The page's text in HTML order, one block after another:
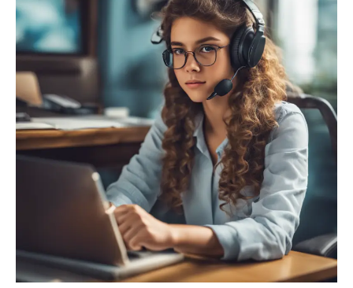
para
Jovens:
Oportunidades
que
Você
Pode
Aproveitar
em